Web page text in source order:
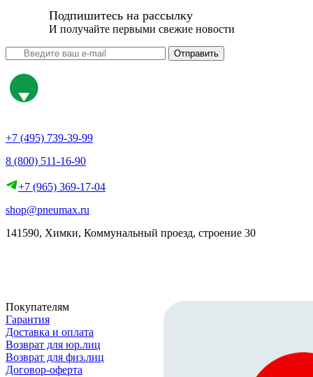
Подпишитесь на рассылку
И получайте первыми свежие новости
Отправить
+7 (495) 739-39-99
8 (800) 511-16-90
+7 (965) 369-17-04
shop@pneumax.ru
141590, Химки, Коммунальный проезд, строение 30
Покупателям
Гарантия
Доставка и оплата
Возврат для юр.лиц
Возврат для физ.лиц
Договор-оферта